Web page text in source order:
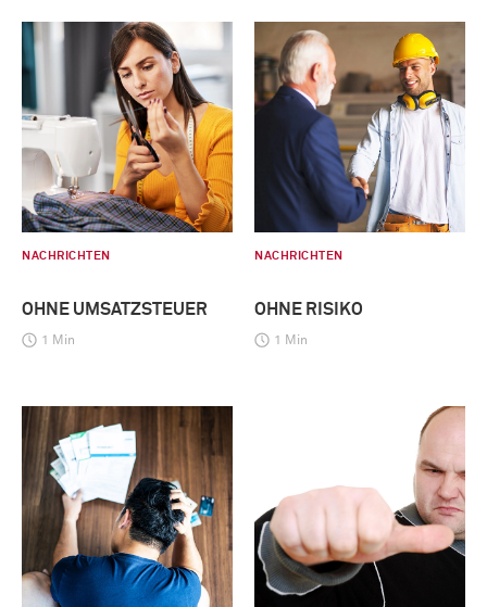
NACHRICHTEN
OHNE UMSATZSTEUER
1 Min
NACHRICHTEN
OHNE RISIKO
1 Min